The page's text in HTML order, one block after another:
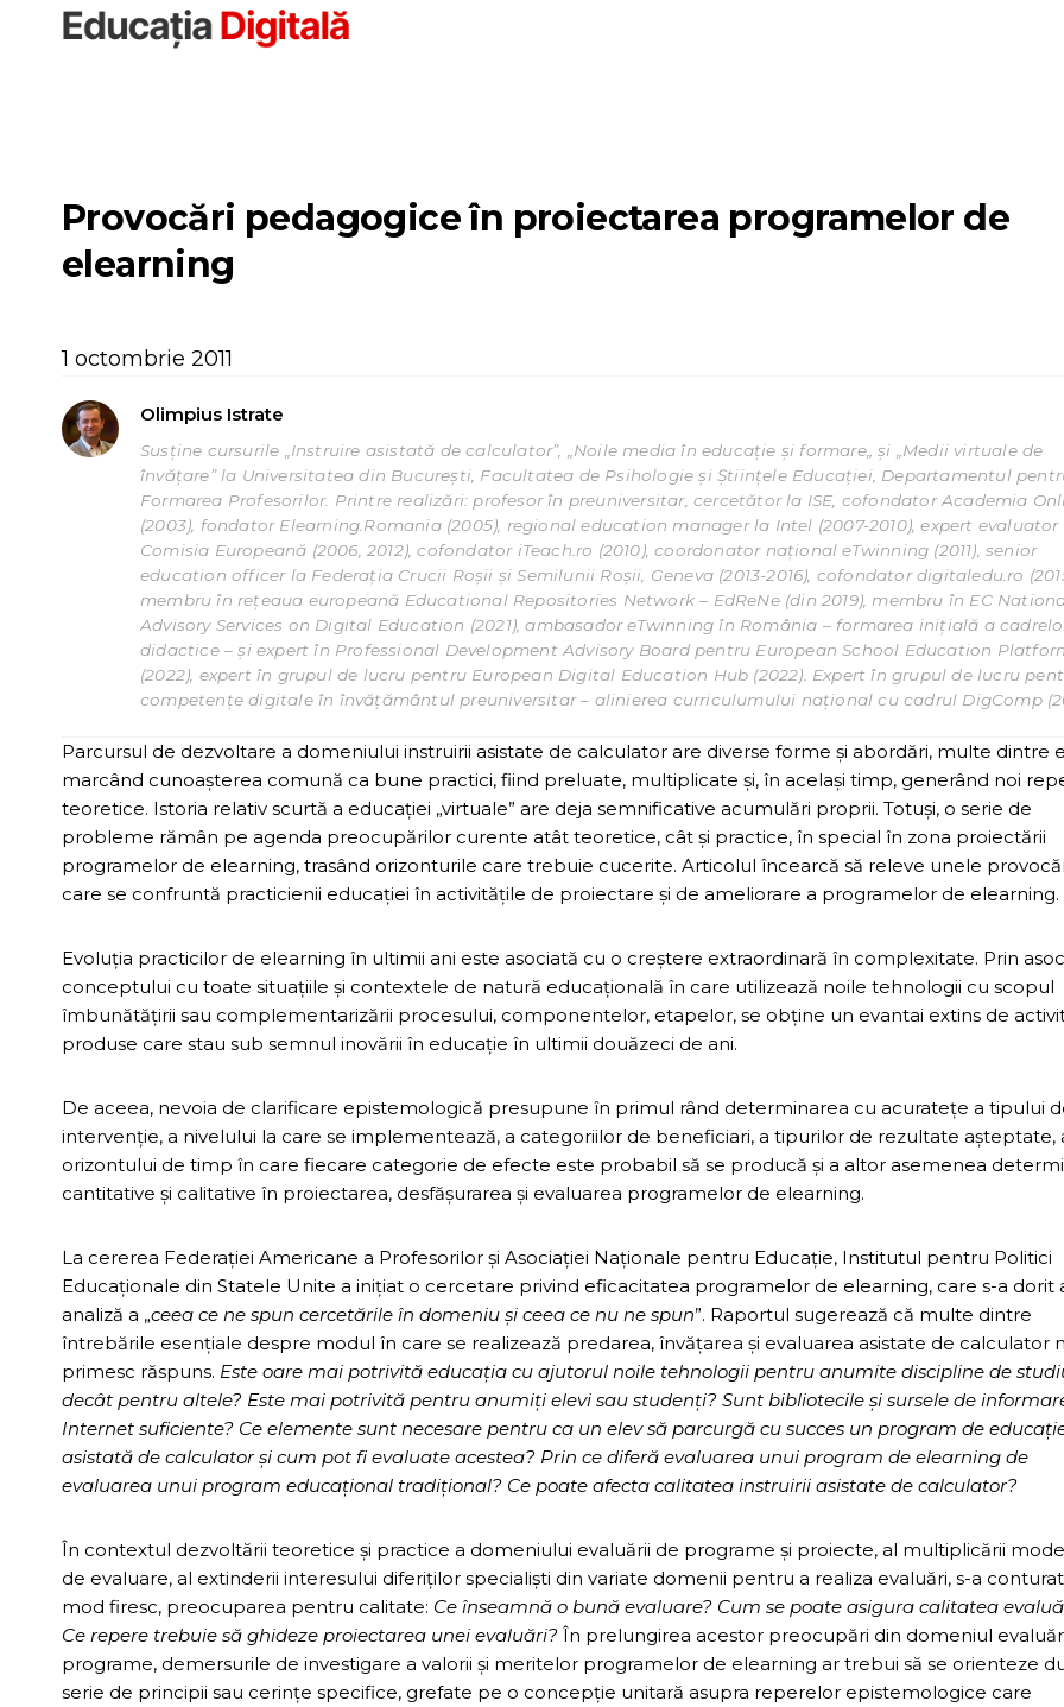
Provocări pedagogice în proiectarea programelor de
elearning
1 octombrie 2011
Olimpius Istrate
Susține cursurile „Instruire asistată de calculator”, „Noile media în educație și formare„ și „Medii virtuale de
învățare” la Universitatea din București, Facultatea de Psihologie și Științele Educației, Departamentul
Formarea Profesorilor. Printre realizări: profesor în preuniversitar, cercetător la ISE, cofondator Academia
(2003), fondator Elearning.Romania (2005), regional education manager la Intel (2007-2010), expert evaluator
Comisia Europeană (2006, 2012), cofondator iTeach.ro (2010), coordonator național eTwinning (2011), senior
education officer la Federația Crucii Roșii și Semilunii Roșii, Geneva (2013-2016), cofondator digitaledu.ro
membru în rețeaua europeană Educational Repositories Network – EdReNe (din 2019), membru în EC
Advisory Services on Digital Education (2021), ambasador eTwinning în România – formarea inițială a
didactice – și expert în Professional Development Advisory Board pentru European School Education
(2022), expert în grupul de lucru pentru European Digital Education Hub (2022). Expert în grupul de lucru
competențe digitale în învățământul preuniversitar – alinierea curriculumului național cu cadrul DigComp
Parcursul de dezvoltare a domeniului instruirii asistate de calculator are diverse forme şi abordări, multe dintre
marcând cunoașterea comună ca bune practici, fiind preluate, multiplicate şi, în același timp, generând noi
teoretice. Istoria relativ scurtă a educației „virtuale” are deja semnificative acumulări proprii. Totuși, o serie de
probleme rămân pe agenda preocupărilor curente atât teoretice, cât şi practice, în special în zona proiectării
programelor de elearning, trasând orizonturile care trebuie cucerite. Articolul încearcă să releve unele
care se confruntă practicienii educației în activitățile de proiectare și de ameliorare a programelor de elearning.
Evoluţia practicilor de elearning în ultimii ani este asociată cu o creştere extraordinară în complexitate. Prin
conceptului cu toate situaţiile şi contextele de natură educaţională în care utilizează noile tehnologii cu scopul
îmbunătăţirii sau complementarizării procesului, componentelor, etapelor, se obţine un evantai extins de
produse care stau sub semnul inovării în educaţie în ultimii douăzeci de ani.
De aceea, nevoia de clarificare epistemologică presupune în primul rând determinarea cu acurateţe a tipului
intervenţie, a nivelului la care se implementează, a categoriilor de beneficiari, a tipurilor de rezultate aşteptate,
orizontului de timp în care fiecare categorie de efecte este probabil să se producă şi a altor asemenea
cantitative şi calitative în proiectarea, desfăşurarea şi evaluarea programelor de elearning.
La cererea Federaţiei Americane a Profesorilor şi Asociaţiei Naţionale pentru Educaţie, Institutul pentru Politici
Educaţionale din Statele Unite a iniţiat o cercetare privind eficacitatea programelor de elearning, care s-a dorit
analiză a „ceea ce ne spun cercetările în domeniu şi ceea ce nu ne spun”. Raportul sugerează că multe dintre
întrebările esenţiale despre modul în care se realizează predarea, învăţarea şi evaluarea asistate de calculator
primesc răspuns. Este oare mai potrivită educaţia cu ajutorul noile tehnologii pentru anumite discipline de
decât pentru altele? Este mai potrivită pentru anumiţi elevi sau studenţi? Sunt bibliotecile şi sursele de
Internet suficiente? Ce elemente sunt necesare pentru ca un elev să parcurgă cu succes un program de
asistată de calculator şi cum pot fi evaluate acestea? Prin ce diferă evaluarea unui program de elearning de
evaluarea unui program educaţional tradiţional? Ce poate afecta calitatea instruirii asistate de calculator?
În contextul dezvoltării teoretice şi practice a domeniului evaluării de programe şi proiecte, al multiplicării
de evaluare, al extinderii interesului diferiţilor specialişti din variate domenii pentru a realiza evaluări, s-a
mod firesc, preocuparea pentru calitate: Ce înseamnă o bună evaluare? Cum se poate asigura calitatea
Ce repere trebuie să ghideze proiectarea unei evaluări? În prelungirea acestor preocupări din domeniul
programe, demersurile de investigare a valorii şi meritelor programelor de elearning ar trebui să se orienteze
serie de principii sau cerinţe specifice, grefate pe o concepţie unitară asupra reperelor epistemologice care